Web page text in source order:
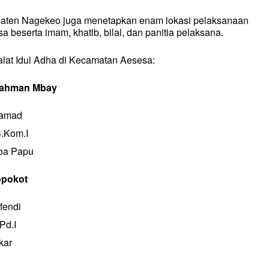
Nagekeo juga menetapkan enam lokasi pelaksanaan
beserta imam, khatib, bilal, dan panitia pelaksana.
Idul Adha di Kecamatan Aesesa:
Mbay
Papu